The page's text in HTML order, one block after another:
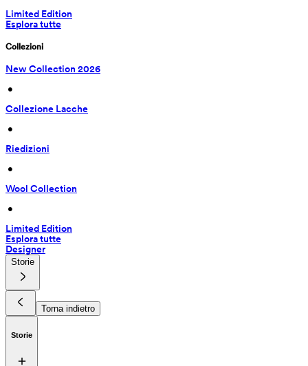
Limited Edition
Esplora tutte
Collezioni
New Collection 2026
•
Collezione Lacche
•
Riedizioni
•
Wool Collection
•
Limited Edition
Esplora tutte
Designer
Storie
Torna indietro
Storie